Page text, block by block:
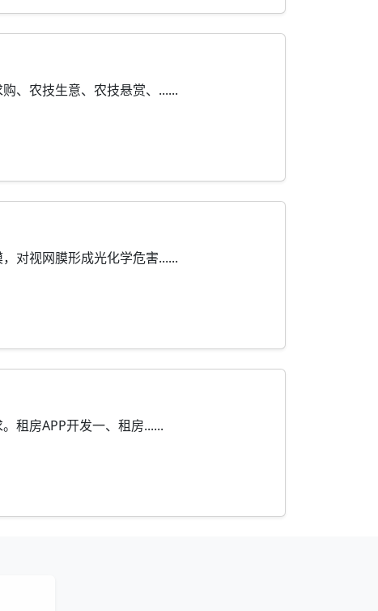
、农技生意、农技悬赏、......
对视网膜形成光化学危害......
租房APP开发一、租房......